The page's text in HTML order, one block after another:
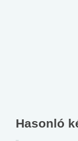
Hasonló